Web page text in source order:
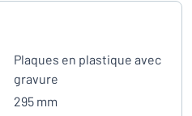
Plaques en plastique avec
gravure
295 mm